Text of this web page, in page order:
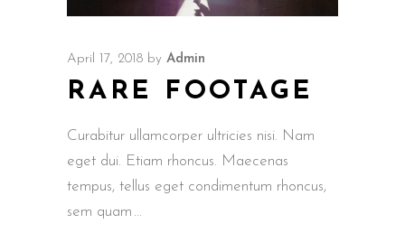
April 17, 2018 by Admin
RARE FOOTAGE
Curabitur ullamcorper ultricies nisi. Nam
eget dui. Etiam rhoncus. Maecenas
tempus, tellus eget condimentum rhoncus,
sem quam